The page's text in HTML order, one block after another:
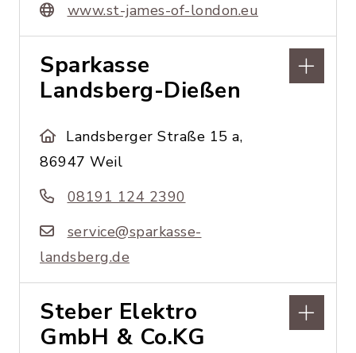
www.st-james-of-london.eu
Sparkasse
Landsberg-Dießen
Landsberger Straße 15 a,
86947 Weil
08191 124 2390
service@sparkasse-
landsberg.de
Steber Elektro
GmbH & Co.KG